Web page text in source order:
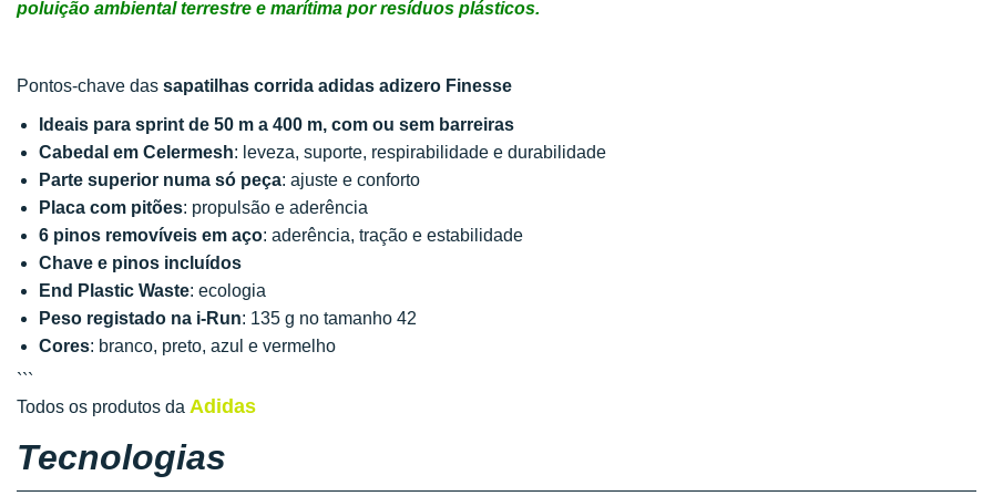
poluição ambiental terrestre e marítima por resíduos plásticos.
Pontos-chave das sapatilhas corrida adidas adizero Finesse
Ideais para sprint de 50 m a 400 m, com ou sem barreiras
Cabedal em Celermesh: leveza, suporte, respirabilidade e durabilidade
Parte superior numa só peça: ajuste e conforto
Placa com pitões: propulsão e aderência
6 pinos removíveis em aço: aderência, tração e estabilidade
Chave e pinos incluídos
End Plastic Waste: ecologia
Peso registado na i-Run: 135 g no tamanho 42
Cores: branco, preto, azul e vermelho
```
Todos os produtos da Adidas
Tecnologias